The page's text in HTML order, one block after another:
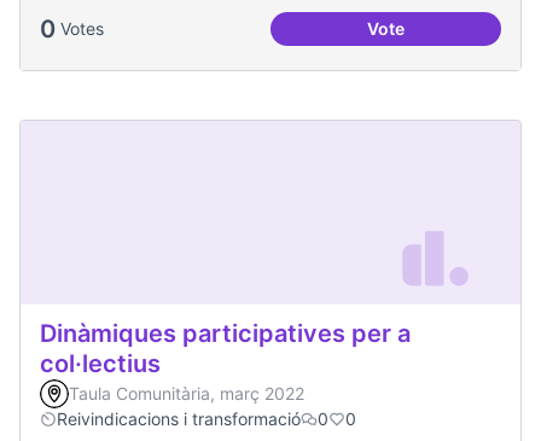
0 Votes VoteProcessos
Dinàmiques participatives per a
col·lectius
Taula Comunitària, març 2022
Reivindicacions i transformació
0 0